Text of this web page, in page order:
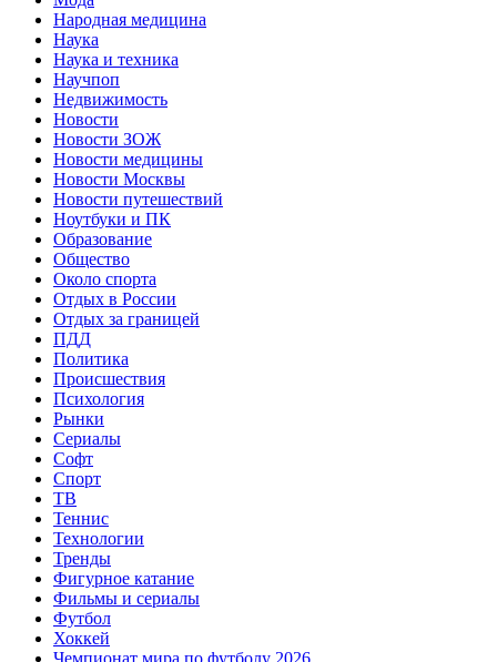
Народная медицина
Наука
Наука и техника
Научпоп
Недвижимость
Новости
Новости ЗОЖ
Новости медицины
Новости Москвы
Новости путешествий
Ноутбуки и ПК
Образование
Общество
Около спорта
Отдых в России
Отдых за границей
ПДД
Политика
Происшествия
Психология
Рынки
Сериалы
Софт
Спорт
ТВ
Теннис
Технологии
Тренды
Фигурное катание
Фильмы и сериалы
Футбол
Хоккей
Чемпионат мира по футболу 2026